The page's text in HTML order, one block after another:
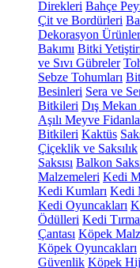
Direkleri Bahçe
Çit ve Bordürleri
Dekorasyon
Bakımı Bitki
ve Sıvı Gübreler
Sebze Tohumları
Besinleri Sera ve
Bitkileri Dış Mekan
Aşılı Meyve
Bitkileri Kaktüs
Çiçeklik ve Saksılık
Saksısı Balkon
Malzemeleri Kedi
Kedi Kumları Kedi
Kedi Oyuncakları
Ödülleri Kedi
Çantası Köpek
Köpek Oyuncakları
Güvenlik Köpek